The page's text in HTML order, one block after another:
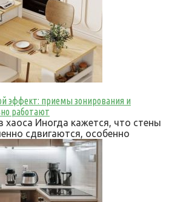
эффект: приемы зонирования и
работают
хаоса Иногда кажется, что стены
сдвигаются, особенно